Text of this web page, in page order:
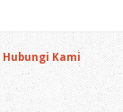
Hubungi Kami